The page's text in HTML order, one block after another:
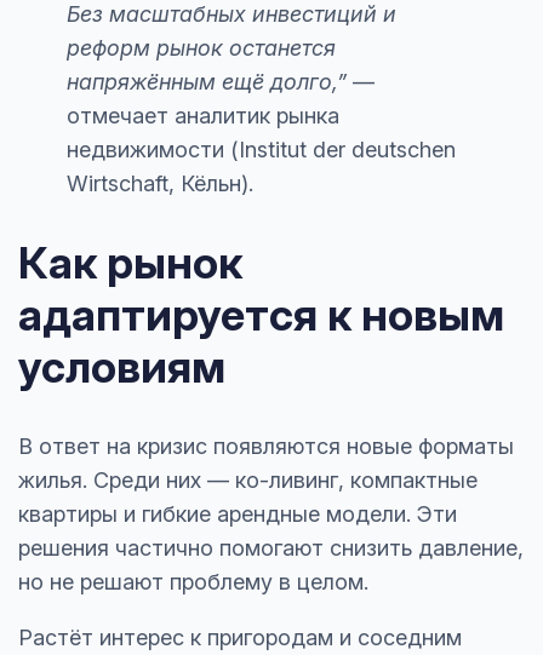
Без масштабных инвестиций и
реформ рынок останется
напряжённым ещё долго,” —
отмечает аналитик рынка
недвижимости (Institut der deutschen
Wirtschaft, Кёльн).
Как рынок
адаптируется к новым
условиям
В ответ на кризис появляются новые форматы
жилья. Среди них — ко-ливинг, компактные
квартиры и гибкие арендные модели. Эти
решения частично помогают снизить давление,
но не решают проблему в целом.
Растёт интерес к пригородам и соседним